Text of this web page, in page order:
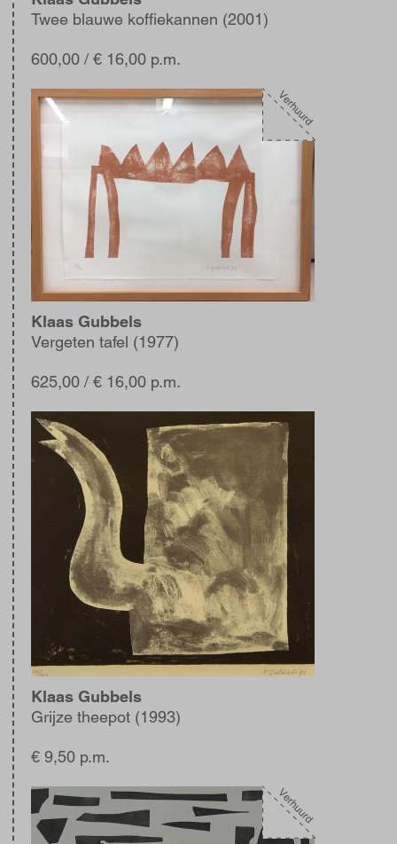
Twee blauwe koffiekannen (2001)
600,00 / € 16,00 p.m.
Afbeelding
Klaas Gubbels
Vergeten tafel (1977)
625,00 / € 16,00 p.m.
Afbeelding
Klaas Gubbels
Grijze theepot (1993)
€ 9,50 p.m.
Afbeelding